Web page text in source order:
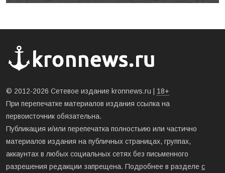
© 2012-2026 Сетевое издание kronnews.ru | 18+
При перепечатке материалов издания ссылка на
первоисточник обязательна.
Публикация и/или перепечатка полностьию или частично
материалов издания на публичных страницах, группах,
аккаунтах в любых социальных сетях без письменного
разрешения редакции запрещена. Подробнее в разделе с